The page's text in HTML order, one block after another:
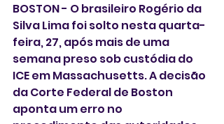
BOSTON - O brasileiro Rogério da
Silva Lima foi solto nesta quarta-
feira, 27, após mais de uma
semana preso sob custódia do
ICE em Massachusetts. A decisão
da Corte Federal de Boston
aponta um erro no